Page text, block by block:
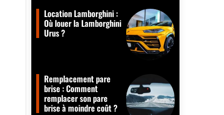
Location Lamborghini :
Où louer la Lamborghini
Urus ?
Remplacement pare
brise : Comment
remplacer son pare
brise à moindre coût ?